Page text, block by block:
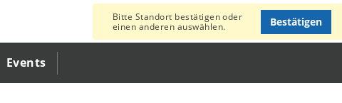
Events
Bitte Standort bestätigen oder
einen anderen auswählen.
Bestätigen